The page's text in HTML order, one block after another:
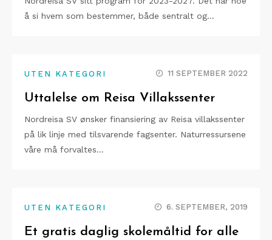
å si hvem som bestemmer, både sentralt og…
UTEN KATEGORI 11 SEPTEMBER 2022
Uttalelse om Reisa Villakssenter
Nordreisa SV ønsker finansiering av Reisa villakssenter
på lik linje med tilsvarende fagsenter. Naturressursene
våre må forvaltes…
UTEN KATEGORI 6. SEPTEMBER, 2019
Et gratis daglig skolemåltid for alle